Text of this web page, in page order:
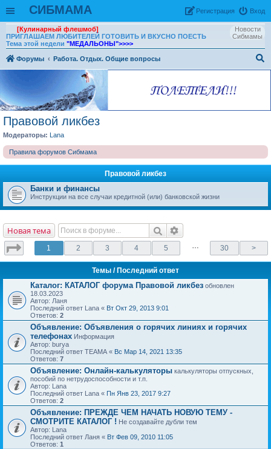
СИБМАМА Вход
Рeгиcтpaция
Новости
Сибмамы
[Кулинарный флешмоб]
ПРИГЛАШАЕМ ЛЮБИТЕЛЕЙ ГОТОВИТЬ И ВКУСНО ПОЕСТЬ
Тема этой недели "МЕДАЛЬОНЫ">>>>
Форумы
Работа. Отдых. Общие вопросы
Правовой ликбез
Модераторы: Lana
Правила форумов Сибмама
Правовой ликбез
Банки и финансы
Инструкции на все случаи кредитной (или) банковской жизни
Новая тема
1 2 3 4 5 … 30 >
Темы / Последний ответ
Каталог: КАТАЛОГ форума Правовой ликбез обновлен
18.03.2023
Автор: Ланя
Последний ответ Lana « Вт Окт 29, 2013 9:01
Ответов: 2
Объявление: Объявления о горячих линиях и горячих
телефонах Информация
Автор: burya
Последний ответ ТЕАМА « Вс Мар 14, 2021 13:35
Ответов: 7
Объявление: Онлайн-калькуляторы калькуляторы отпускных,
пособий по нетрудоспособности и т.п.
Автор: Lana
Последний ответ Lana « Пн Янв 23, 2017 9:27
Ответов: 2
Объявление: ПРЕЖДЕ ЧЕМ НАЧАТЬ НОВУЮ ТЕМУ -
СМОТРИТЕ КАТАЛОГ ! Не создавайте дубли тем
Автор: Lana
Последний ответ Ланя « Вт Фев 09, 2010 11:05
Ответов: 1